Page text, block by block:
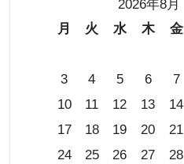
2026年8月
月
火 水 木 金
3
4 5 6 7
10
11 12 13 14
17
18 19 20 21
24
25 26 27 28